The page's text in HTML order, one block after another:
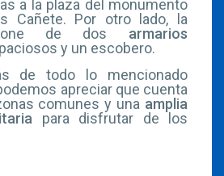
a la plaza del monumento
Cañete. Por otro lado, la
de dos armarios
y un escobero.
de todo lo mencionado
apreciar que cuenta
comunes y una amplia
para disfrutar de los